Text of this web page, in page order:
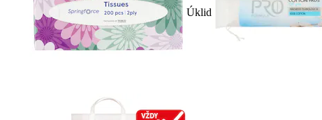
Úklid